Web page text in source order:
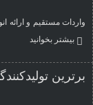
واردات مستقیم و ارائه
بیشتر بخوانید
برترین